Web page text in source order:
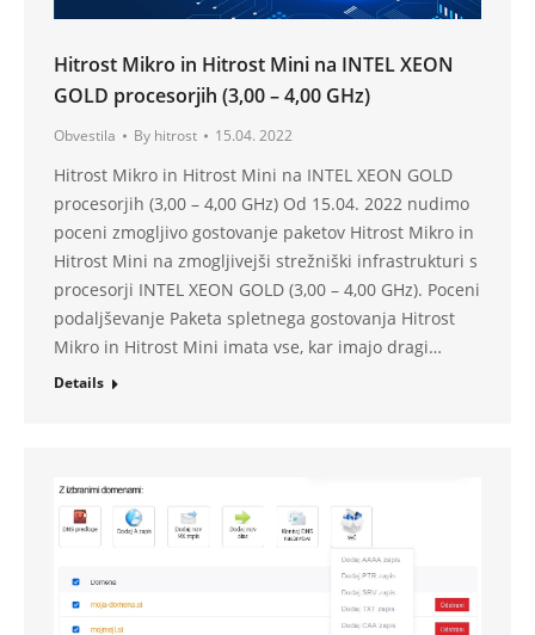
Hitrost Mikro in Hitrost Mini na INTEL XEON
GOLD procesorjih (3,00 – 4,00 GHz)
Obvestila By hitrost 15.04. 2022
Hitrost Mikro in Hitrost Mini na INTEL XEON GOLD
procesorjih (3,00 – 4,00 GHz) Od 15.04. 2022 nudimo
poceni zmogljivo gostovanje paketov Hitrost Mikro in
Hitrost Mini na zmogljivejši strežniški infrastrukturi s
procesorji INTEL XEON GOLD (3,00 – 4,00 GHz). Poceni
podaljševanje Paketa spletnega gostovanja Hitrost
Mikro in Hitrost Mini imata vse, kar imajo dragi…
Details